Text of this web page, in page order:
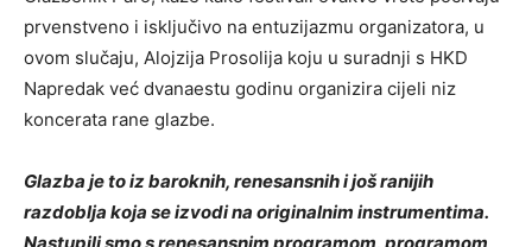
prvenstveno i isključivo na entuzijazmu organizatora, u
ovom slučaju, Alojzija Prosolija koju u suradnji s HKD
Napredak već dvanaestu godinu organizira cijeli niz
koncerata rane glazbe.
Glazba je to iz baroknih, renesansnih i još ranijih
razdoblja koja se izvodi na originalnim instrumentima.